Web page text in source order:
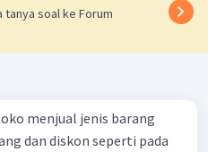
tanya soal ke Forum
dan diskon seperti pada